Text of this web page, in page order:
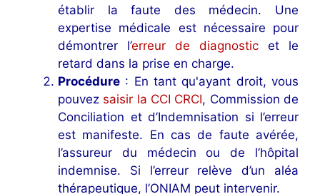
établir la faute des médecin. Une
expertise médicale est nécessaire pour
démontrer l’erreur de diagnostic et le
retard dans la prise en charge.
Procédure : En tant qu'ayant droit, vous
pouvez saisir la CCI CRCI, Commission de
Conciliation et d’Indemnisation si l’erreur
est manifeste. En cas de faute avérée,
l’assureur du médecin ou de l’hôpital
indemnise. Si l’erreur relève d’un aléa
thérapeutique, l’ONIAM peut intervenir.